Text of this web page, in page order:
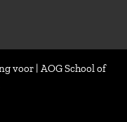
voor | AOG School of